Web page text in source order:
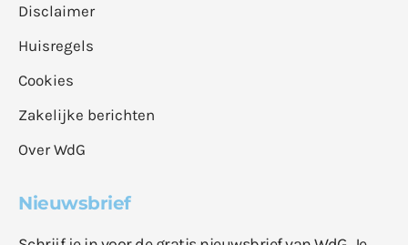
Disclaimer
Huisregels
Cookies
Zakelijke berichten
Over WdG
Nieuwsbrief